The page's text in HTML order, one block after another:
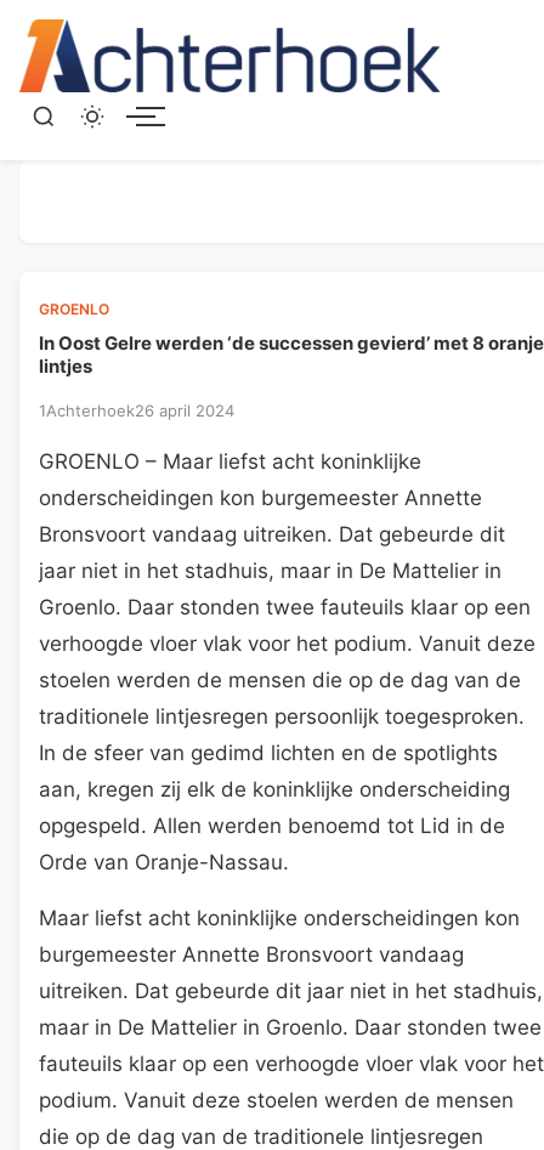
GROENLO
In Oost Gelre werden ‘de successen gevierd’ met 8 oranje
lintjes
1Achterhoek26 april 2024
GROENLO – Maar liefst acht koninklijke
onderscheidingen kon burgemeester Annette
Bronsvoort vandaag uitreiken. Dat gebeurde dit
jaar niet in het stadhuis, maar in De Mattelier in
Groenlo. Daar stonden twee fauteuils klaar op een
verhoogde vloer vlak voor het podium. Vanuit deze
stoelen werden de mensen die op de dag van de
traditionele lintjesregen persoonlijk toegesproken.
In de sfeer van gedimd lichten en de spotlights
aan, kregen zij elk de koninklijke onderscheiding
opgespeld. Allen werden benoemd tot Lid in de
Orde van Oranje-Nassau.
Maar liefst acht koninklijke onderscheidingen kon
burgemeester Annette Bronsvoort vandaag
uitreiken. Dat gebeurde dit jaar niet in het stadhuis,
maar in De Mattelier in Groenlo. Daar stonden twee
fauteuils klaar op een verhoogde vloer vlak voor het
podium. Vanuit deze stoelen werden de mensen
die op de dag van de traditionele lintjesregen